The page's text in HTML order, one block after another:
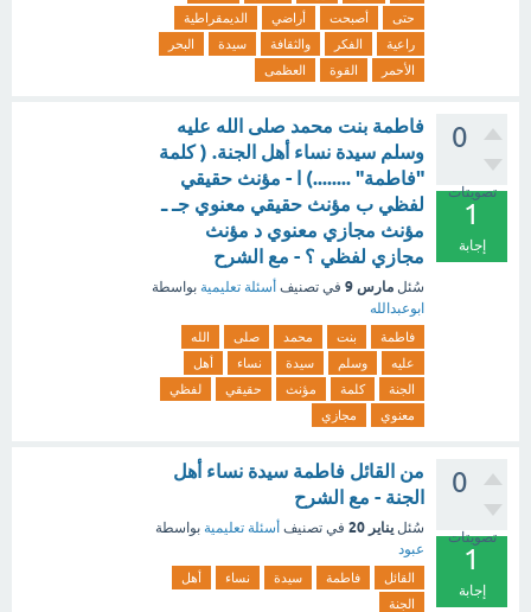
حتى
أصبحت أراضي
الديمقراطية
راعية
الفكر والثقافة سيدة
البحر
الأحمر
القوة العظمى
0
تصويتات
1
إجابة
فاطمة بنت محمد صلى الله عليه
وسلم سيدة نساء أهل الجنة. ( كلمة
"فاطمة" ........) ا - مؤنث حقيقي
لفظي ب مؤنث حقيقي معنوي جـ ـ
مؤنث مجازي معنوي د مؤنث
مجازي لفظي ؟ - مع الشرح
سُئل مارس 9 في تصنيف أسئلة تعليمية بواسطة
ابوعبدالله
فاطمة بنت محمد صلى
الله
عليه
وسلم سيدة نساء
أهل
الجنة
كلمة مؤنث حقيقي
لفظي
معنوي
مجازي
0
تصويتات
1
إجابة
من القائل فاطمة سيدة نساء أهل
الجنة - مع الشرح
سُئل يناير 20 في تصنيف أسئلة تعليمية بواسطة
عبود
القائل فاطمة سيدة نساء
أهل
الجنة